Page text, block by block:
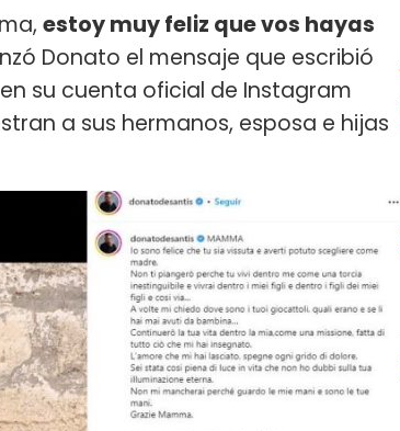
estoy muy feliz que vos hayas
Donato el mensaje que escribió
su cuenta oficial de Instagram
a sus hermanos, esposa e hijas